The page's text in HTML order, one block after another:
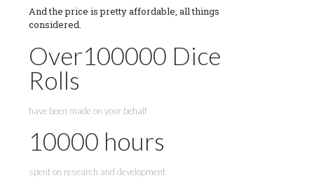
And the price is pretty affordable, all things
considered.
Over100000 Dice
Rolls
have been made on your behalf
10000 hours
spent on research and development